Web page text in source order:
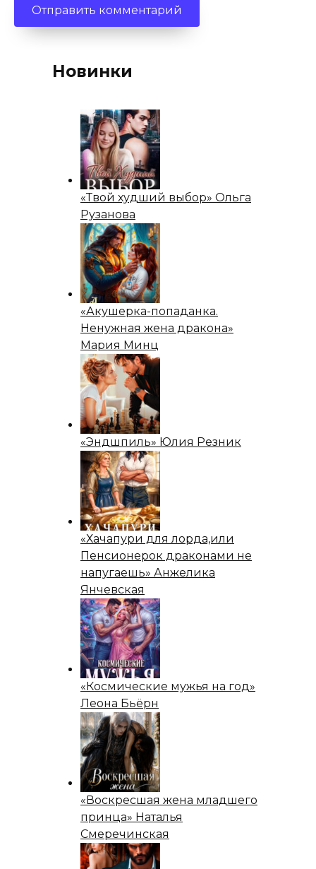
Новинки
«Твой худший выбор» Ольга
Рузанова
«Акушерка-попаданка.
Ненужная жена дракона»
Мария Минц
«Эндшпиль» Юлия Резник
«Хачапури для лорда,или
Пенсионерок драконами не
напугаешь» Анжелика
Янчевская
«Космические мужья на год»
Леона Бьёрн
«Воскресшая жена младшего
принца» Наталья
Смеречинская